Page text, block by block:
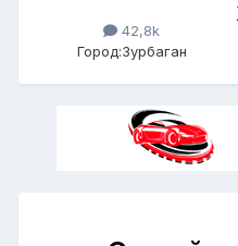
42,8k
Город:Зурбаган